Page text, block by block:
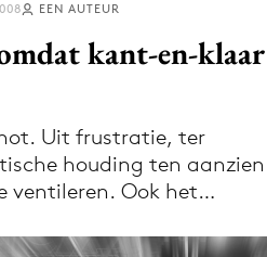
via de Adformatie
app
EEN AUTEUR
kant-en-klaar
Uit frustratie, ter
houding ten aanzien
ventileren. Ook het…